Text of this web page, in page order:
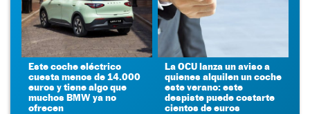
Este coche eléctrico
cuesta menos de 14.000
euros y tiene algo que
muchos BMW ya no
ofrecen
La OCU lanza un aviso a
quienes alquilen un coche
este verano: este
despiste puede costarte
cientos de euros